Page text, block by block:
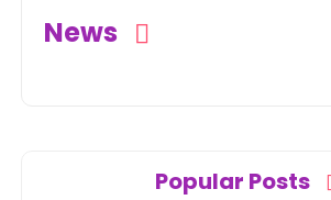
News
Popular Posts